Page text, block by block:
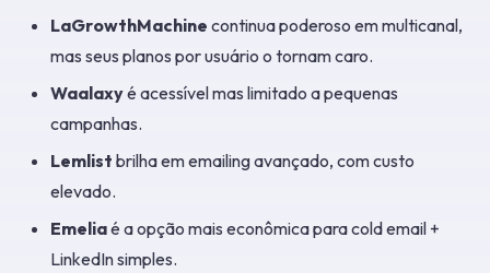
LaGrowthMachine continua poderoso em multicanal,
mas seus planos por usuário o tornam caro.
Waalaxyé acessível mas limitado a pequenas
campanhas.
Lemlist brilha em emailing avançado, com custo
elevado.
Emeliaé a opção mais econômica para cold email +
LinkedIn simples.